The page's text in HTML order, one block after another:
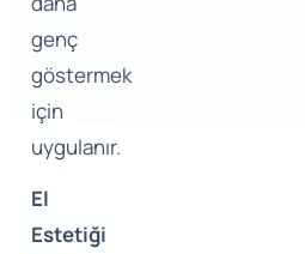
genç
göstermek
için
uygulanır.
El
Estetiği